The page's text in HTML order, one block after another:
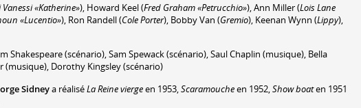
Vanessi «Katherine»), Howard Keel(Fred Graham «Petrucchio»),Ann Miller(Lois Lane
«Lucentio»), Ron Randell(Cole Porter), Bobby Van (Gremio), Keenan Wynn (Lippy),
Shakespeare(scénario),Sam Spewack(scénario),Saul Chaplin (musique), Bella
(musique), Dorothy Kingsley(scénario)
Sidneya réaliséLa Reine viergeen 1953,Scaramoucheen 1952,Show boaten 1951